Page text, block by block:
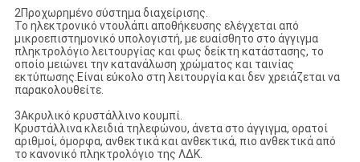
2Προχωρημένο σύστημα διαχείρισης.
Το ηλεκτρονικό ντουλάπι αποθήκευσης ελέγχεται από
μικροεπιστημονικό υπολογιστή, με ευαίσθητο στο άγγιγμα
πληκτρολόγιο λειτουργίας και φως δείκτη κατάστασης, το
οποίο μειώνει την κατανάλωση χρώματος και ταινίας
εκτύπωσης.Είναι εύκολο στη λειτουργία και δεν χρειάζεται να
παρακολουθείτε.
3Ακρυλικό κρυστάλλινο κουμπί.
Κρυστάλλινα κλειδιά τηλεφώνου, άνετα στο άγγιγμα, ορατοί
αριθμοί, όμορφα, ανθεκτικά και ανθεκτικά, πιο ανθεκτικά από
το κανονικό πληκτρολόγιο της ΛΔΚ.